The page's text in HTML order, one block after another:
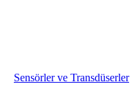
Sensörler ve Transdüserler